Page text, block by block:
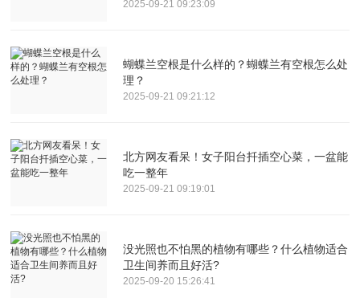
2025-09-21 09:23:09
蝴蝶兰空根是什么样的？蝴蝶兰有空根怎么处
理？
2025-09-21 09:21:12
北方网友看呆！女子阳台扦插空心菜，一盆能
吃一整年
2025-09-21 09:19:01
没光照也不怕黑的植物有哪些？什么植物适合
卫生间养而且好活?
2025-09-20 15:26:41